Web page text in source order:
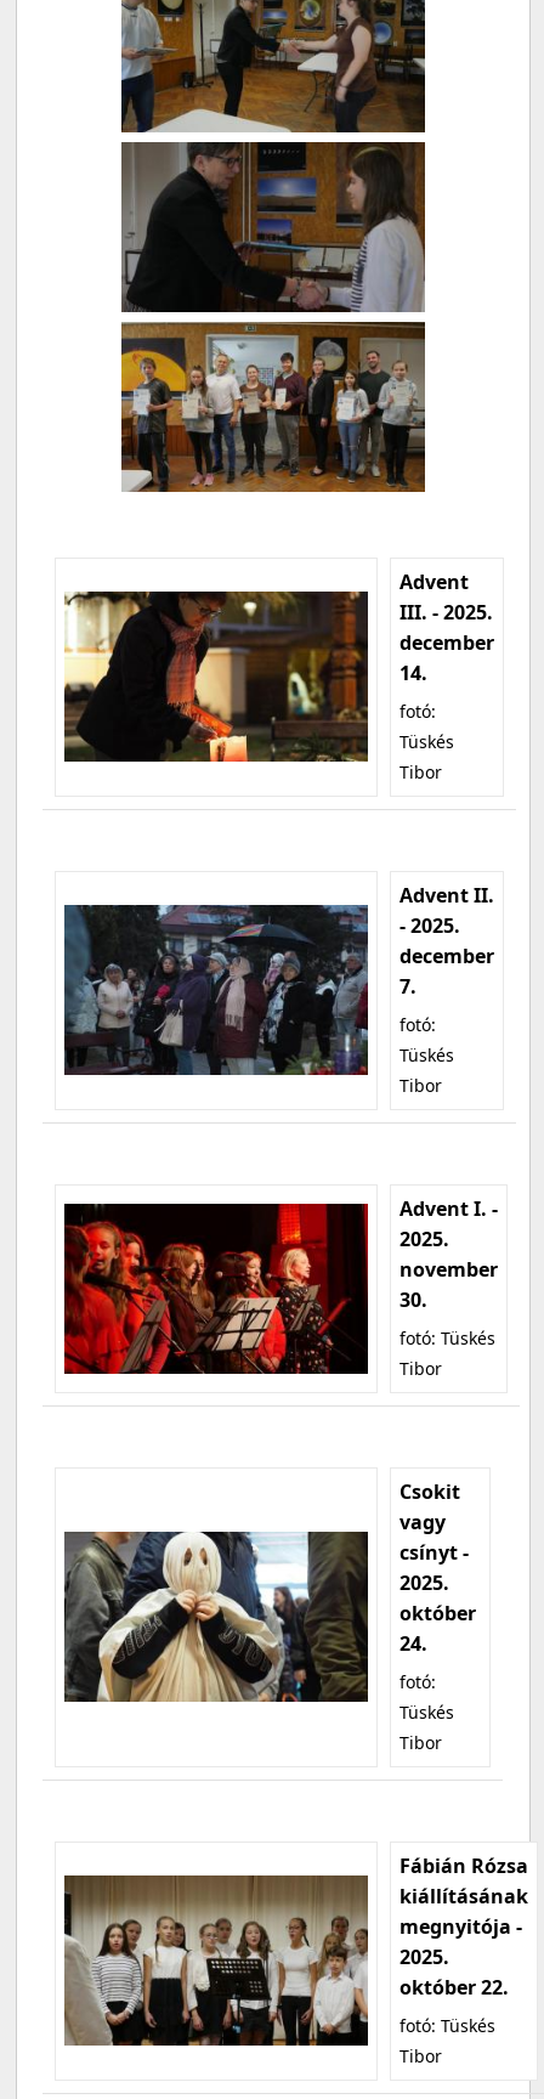
Advent
III. - 2025.
december
14.
fotó:
Tüskés
Tibor
Advent II.
- 2025.
december
7.
fotó:
Tüskés
Tibor
Advent I. -
2025.
november
30.
fotó: Tüskés
Tibor
Csokit
vagy
csínyt -
2025.
október
24.
fotó:
Tüskés
Tibor
Fábián Rózsa
kiállításának
megnyitója -
2025.
október 22.
fotó: Tüskés
Tibor